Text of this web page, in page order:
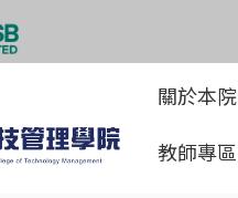
關於本院
教師專區